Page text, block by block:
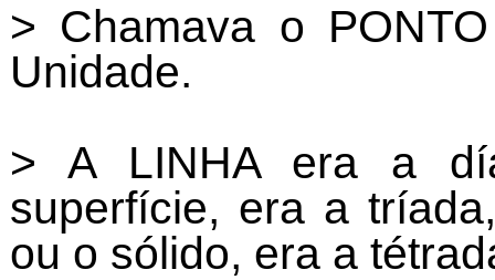
> Chamava o
Unidade.
> A LINHA era a
superfície, era a
ou o sólido, era a